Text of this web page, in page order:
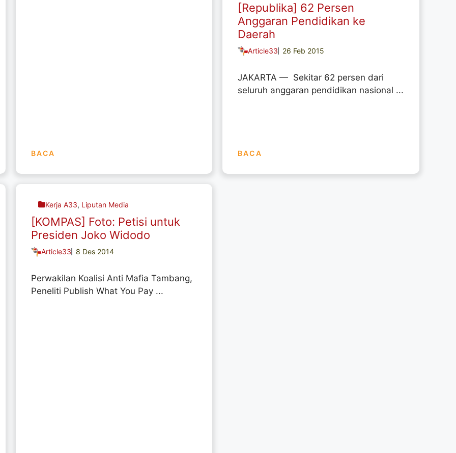
BACA
[Republika] 62 Persen
Anggaran Pendidikan ke
Daerah
Article33 26 Feb 2015
JAKARTA — Sekitar 62 persen dari
seluruh anggaran pendidikan nasional ...
BACA
Kerja A33, Liputan Media
[KOMPAS] Foto: Petisi untuk
Presiden Joko Widodo
Article33 8 Des 2014
Perwakilan Koalisi Anti Mafia Tambang,
Peneliti Publish What You Pay ...